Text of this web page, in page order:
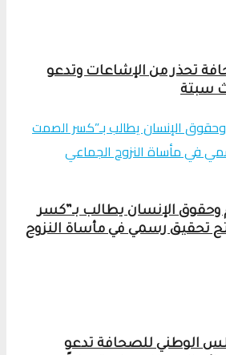
تحذر من الإشاعات وتدعو
سبتة
وحقوق الإنسان يطالب بـ”كسر
تحقيق رسمي في مأساة النزوح
الوطني للصحافة تدعو